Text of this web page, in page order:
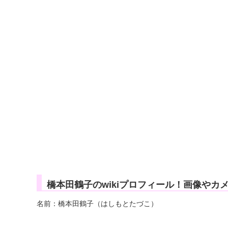
橋本田鶴子のwikiプロフィール！画像やカ
名前：橋本田鶴子（はしもとたづこ）